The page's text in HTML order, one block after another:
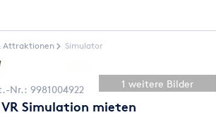
Attraktionen Simulator
1 weitere Bilder
Nr.: 9981004922
Simulation mieten